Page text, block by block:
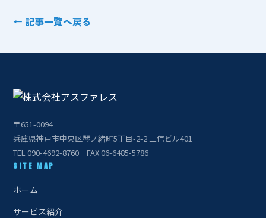
← 記事一覧へ戻る
〒651-0094
兵庫県神戸市中央区琴ノ緒町5丁目-2-2 三信ビル401
TEL 090-4692-8760 FAX 06-6485-5786
SITE MAP
ホーム
サービス紹介